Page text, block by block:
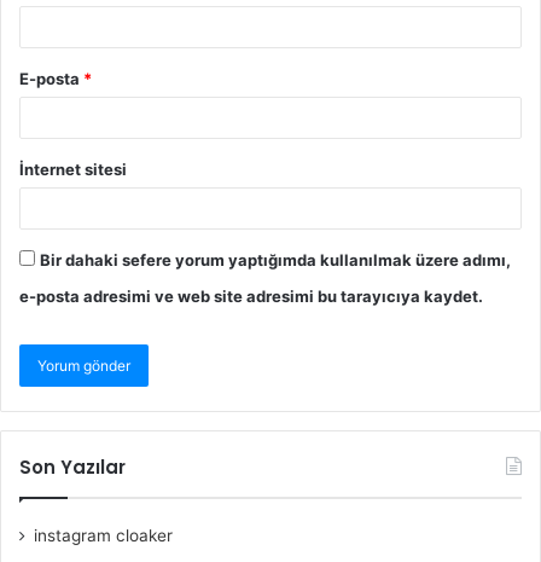
E-posta *
İnternet sitesi
Bir dahaki sefere yorum yaptığımda kullanılmak üzere adımı,
e-posta adresimi ve web site adresimi bu tarayıcıya kaydet.
Son Yazılar
instagram cloaker